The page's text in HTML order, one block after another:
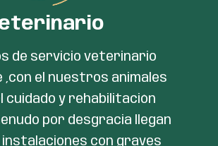
de servicio veterinario
,con el nuestros animales
cuidado y rehabilitación
por desgracia llegan
con graves